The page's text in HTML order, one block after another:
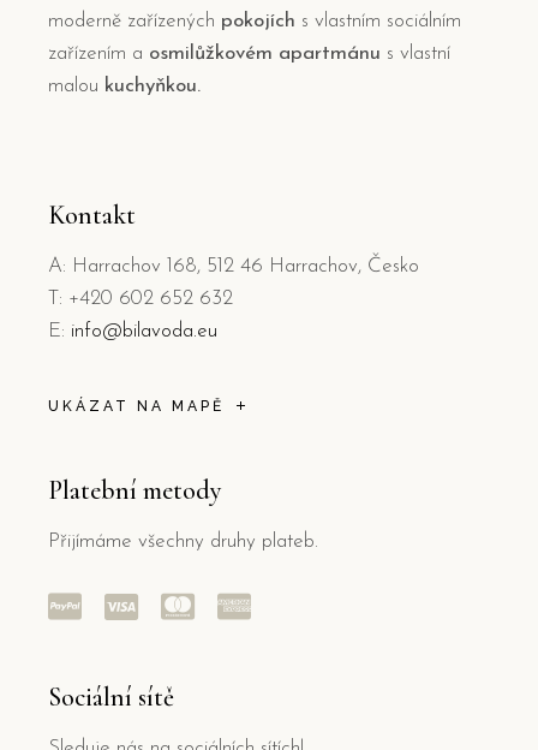
moderně zařízených pokojích s vlastním sociálním
zařízením a osmilůžkovém apartmánu s vlastní
malou kuchyňkou.
Kontakt
A: Harrachov 168, 512 46 Harrachov, Česko
T: +420 602 652 632
E: info@bilavoda.eu
UKÁZAT NA MAPĚ
Platební metody
Přijímáme všechny druhy plateb.
Sociální sítě